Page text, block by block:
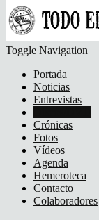
Toggle Navigation
Portada
Noticias
Entrevistas
Crónicas
Fotos
Vídeos
Agenda
Hemeroteca
Contacto
Colaboradores